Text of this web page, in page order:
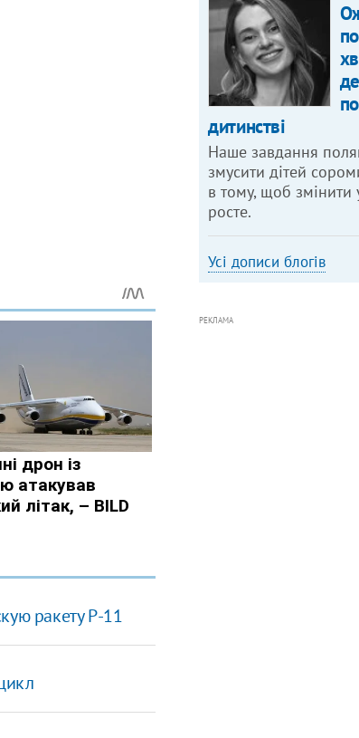
ракету Р-11
дитинстві
Наше завдання
змусити дітей
в тому, щоб змінити
росте.
Усі дописи блогів
РЕКЛАМА